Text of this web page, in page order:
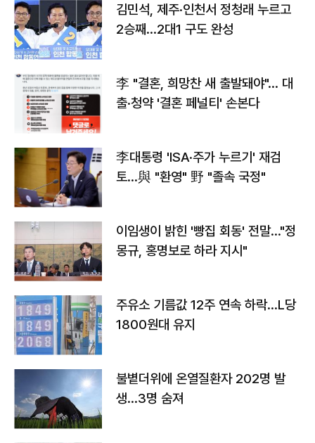
김민석, 제주·인천서 정청래 누르고
2승째…2대1 구도 완성
李 "결혼, 희망찬 새 출발돼야"… 대
출·청약 '결혼 페널티' 손본다
李대통령 'ISA·주가 누르기' 재검
토…與 "환영" 野 "졸속 국정"
이임생이 밝힌 '빵집 회동' 전말…"정
몽규, 홍명보로 하라 지시"
주유소 기름값 12주 연속 하락…L당
1800원대 유지
불볕더위에 온열질환자 202명 발
생…3명 숨져